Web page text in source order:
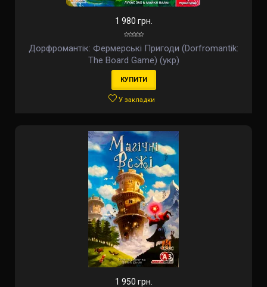
1 980 грн.
Дорфромантік: Фермерські Пригоди (Dorfromantik:
The Board Game) (укр)
КУПИТИ
У закладки
1 950 грн.